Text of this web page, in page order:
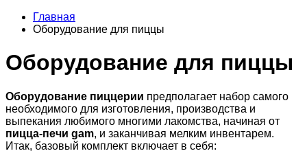
Главная
Оборудование для пиццы
Оборудование для пиццы
Оборудование пиццерии предполагает набор самого
необходимого для изготовления, производства и
выпекания любимого многими лакомства, начиная от
пицца-печи gam, и заканчивая мелким инвентарем.
Итак, базовый комплект включает в себя: